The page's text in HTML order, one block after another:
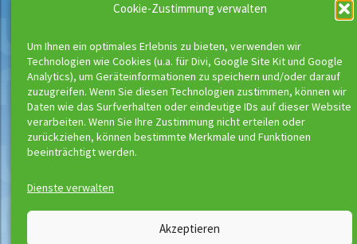
Cookie-Zustimmung verwalten
Um Ihnen ein optimales Erlebnis zu bieten, verwenden wir
Technologien wie Cookies (u.a. für Divi, Google Site Kit und Google
Analytics), um Geräteinformationen zu speichern und/oder darauf
zuzugreifen. Wenn Sie diesen Technologien zustimmen, können wir
Daten wie das Surfverhalten oder eindeutige IDs auf dieser Website
verarbeiten. Wenn Sie Ihre Zustimmung nicht erteilen oder
zurückziehen, können bestimmte Merkmale und Funktionen
beeinträchtigt werden.
Dienste verwalten
Akzeptieren
Schwimmbäder nach Orten
filtern
Komplette Liste unserer Schwimmbäder
>
Unsere Schwimmbäder in Berlin >
Unsere Schwimmbäder in Hannover >